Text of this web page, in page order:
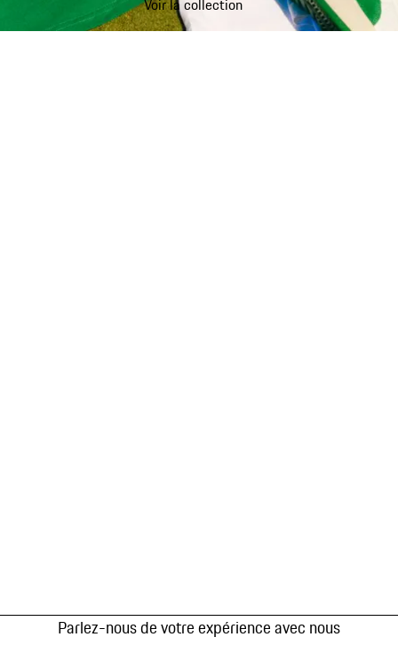
Voir la collection
Parlez-nous de votre expérience avec nous